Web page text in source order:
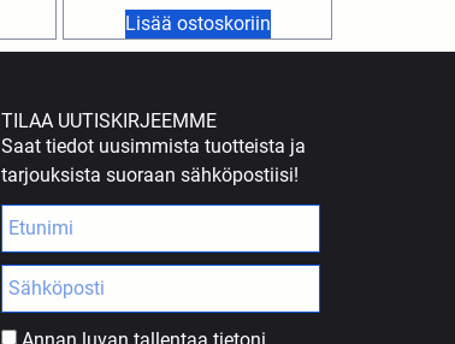
Lisää ostoskoriin
TILAA UUTISKIRJEEMME
Saat tiedot uusimmista tuotteista ja
tarjouksista suoraan sähköpostiisi!
Annan luvan tallentaa tietoni